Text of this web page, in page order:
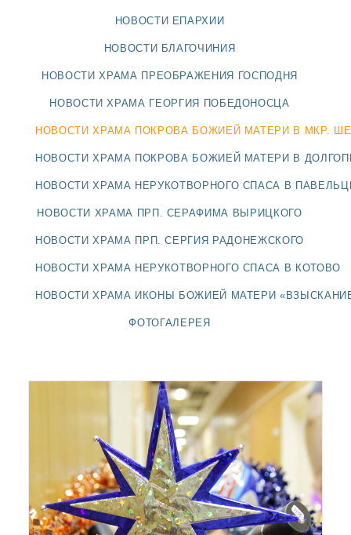
НОВОСТИ
БЛАГОЧИНИЯ
БЛАГОЧИНИЕ
НОВОСТИ ЕПАРХИИ
НОВОСТИ БЛАГОЧИНИЯ
НОВОСТИ ХРАМА ПРЕОБРАЖЕНИЯ ГОСПОДНЯ
НОВОСТИ ХРАМА ГЕОРГИЯ ПОБЕДОНОСЦА
НОВОСТИ ХРАМА ПОКРОВА БОЖИЕЙ МАТЕРИ В МКР.
НОВОСТИ ХРАМА ПОКРОВА БОЖИЕЙ МАТЕРИ В
НОВОСТИ ХРАМА НЕРУКОТВОРНОГО СПАСА В
НОВОСТИ ХРАМА ПРП. СЕРАФИМА ВЫРИЦКОГО
НОВОСТИ ХРАМА ПРП. СЕРГИЯ РАДОНЕЖСКОГО
НОВОСТИ ХРАМА НЕРУКОТВОРНОГО СПАСА В КОТОВО
НОВОСТИ ХРАМА ИКОНЫ БОЖИЕЙ МАТЕРИ
ФОТОГАЛЕРЕЯ